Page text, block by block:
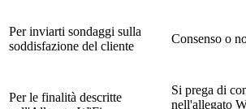
Per inviarti sondaggi sulla
soddisfazione del cliente
Consenso o
Per le finalità descritte
Si prega di
nell'allegato